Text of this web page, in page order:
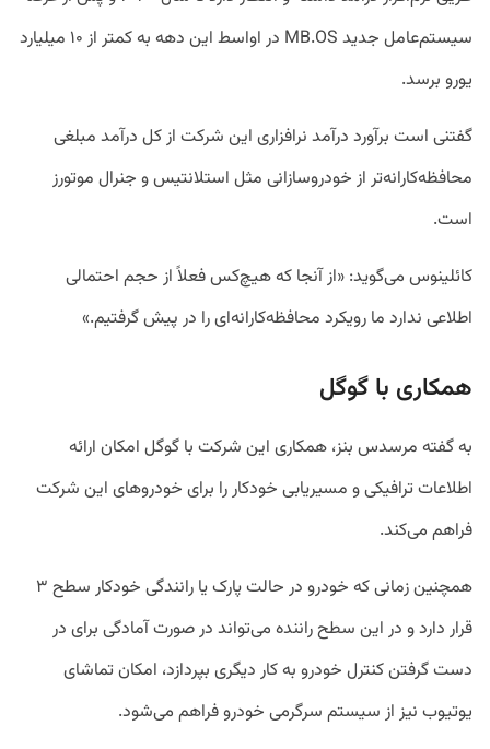
سیستم‌عامل جدید MB.OS در اواسط این دهه به کمتر از ۱۰ میلیارد
یورو برسد.
گفتنی است برآورد درآمد نرافزاری این شرکت از کل درآمد مبلغی
محافظه‌کارانه‌تر از خودروسازانی مثل استلانتیس و جنرال موتورز
است.
کائلینوس می‌گوید: «از آنجا که هیچ‌کس فعلاً از حجم احتمالی
اطلاعی ندارد ما رویکرد محافظه‌کارانه‌ای را در پیش گرفتیم.»
همکاری با گوگل
به گفته مرسدس بنز، همکاری این شرکت با گوگل امکان ارائه
اطلاعات ترافیکی و مسیریابی خودکار را برای خودروهای این شرکت
فراهم می‌کند.
همچنین زمانی که خودرو در حالت پارک یا رانندگی خودکار سطح ۳
قرار دارد و در این سطح راننده می‌تواند در صورت آمادگی برای در
دست گرفتن کنترل خودرو به کار دیگری بپردازد، امکان تماشای
یوتیوب نیز از سیستم سرگرمی خودرو فراهم می‌شود.